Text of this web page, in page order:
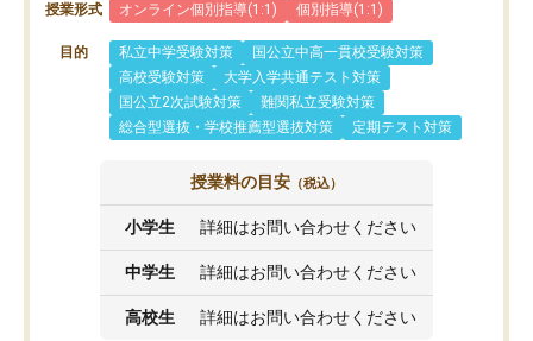
授業形式 オンライン個別指導(1:1) 個別指導(1:1)
目的 私立中学受験対策
国公立中高一貫校受験対策
高校受験対策
大学入学共通テスト対策
国公立2次試験対策
難関私立受験対策
総合型選抜・学校推薦型選抜対策
定期テスト対策
授業料の目安 （税込）
小学生 詳細はお問い合わせください
中学生 詳細はお問い合わせください
高校生 詳細はお問い合わせください